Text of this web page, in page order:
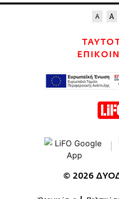
© 2026